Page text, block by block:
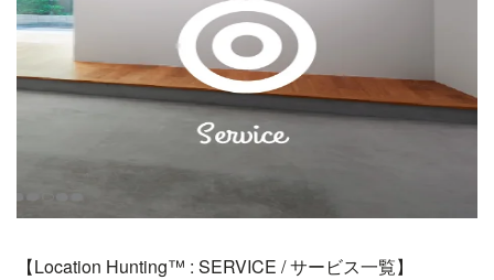
【Location Hunting™️ : SERVICE / サービス一覧】